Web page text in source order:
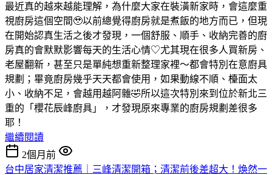
最近真的越來越能理解，為什麼大家在裝潢新家時，會這麼重
視廚房這個空間🥹以前總覺得廚房就是煮飯的地方而已，但現
在開始認真生活之後才發現，一個舒服、順手、收納完善的廚
房真的會默默影響每天的生活心情♡尤其現在很多人買新房、
老屋翻新，甚至只是單純想重新整理家裡～都會特別在意廚具
規劃；畢竟廚房幾乎天天都會使用，如果動線不順、檯面太
小、收納不足，會越用越阿雜🤣所以這次特別來到位於新北三
重的「櫻花辰峰廚具」，才發現原來專業的廚房規劃差很多
耶！
繼續閱讀
2個月前
台中居家清潔推薦｜三峰清潔開箱；清潔前後差超大！煥然一